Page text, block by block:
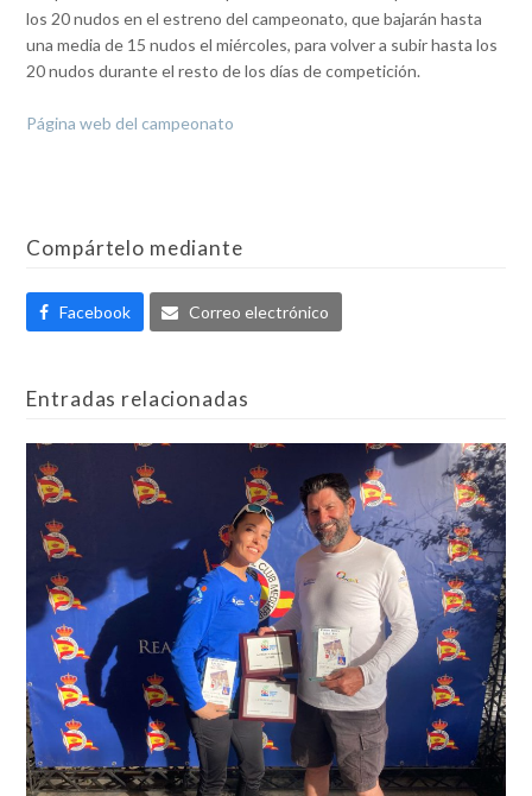
los 20 nudos en el estreno del campeonato, que bajarán hasta
una media de 15 nudos el miércoles, para volver a subir hasta los
20 nudos durante el resto de los días de competición.
Página web del campeonato
Compártelo mediante
Facebook Correo electrónico
Entradas relacionadas